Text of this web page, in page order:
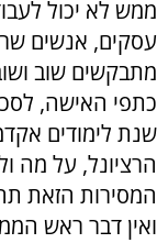
ממש לא יכול
עסקים, אנשים
מתבקשים שוב
כתפי האישה,
שנת לימודים
הרציונל, על מה
המסירות הזאת
ואין דבר ראש